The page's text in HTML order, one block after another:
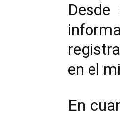
en el
En